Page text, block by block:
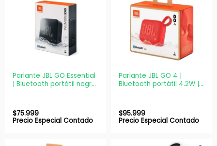
Parlante JBL GO Essential
| Bluetooth portátil negro
$75.999
Precio Especial Contado
Parlante JBL GO 4 |
Bluetooth portátil 4.2W |
$95.999
Precio Especial Contado